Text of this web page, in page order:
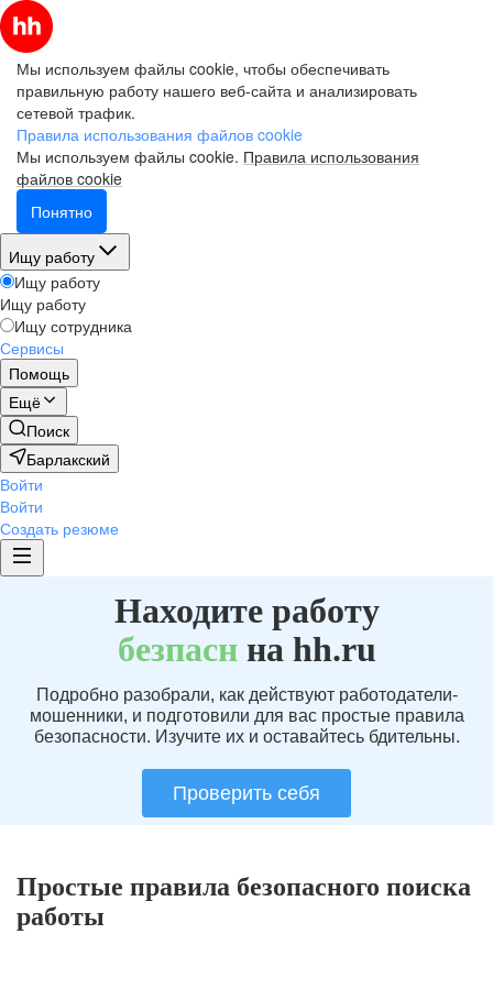
Мы используем файлы cookie, чтобы обеспечивать
правильную работу нашего веб-сайта и анализировать
сетевой трафик.
Правила использования файлов cookie
Мы используем файлы cookie. Правила использования
файлов cookie
Понятно
Ищу работу
Ищу работу
Ищу работу
Ищу сотрудника
Сервисы
Помощь
Ещё
Поиск
Барлакский
Войти
Войти
Создать резюме
Находите работу
безпаснна hh.ru
Подробно разобрали, как действуют работодатели-
мошенники, и подготовили для вас простые правила
безопасности. Изучите их и оставайтесь бдительны.
Проверить себя
Простые правила безопасного поиска
работы